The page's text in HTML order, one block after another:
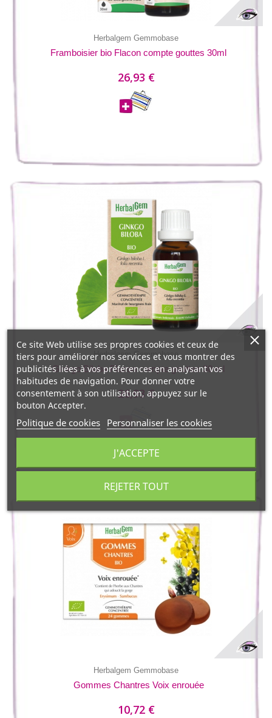
Herbalgem Gemmobase
Framboisier bio Flacon compte gouttes 30ml
26,93 €
Herbalgem Gemmobase
Ginkgo Biloba Flacon compte gouttes 30 ml
26,93 €
Herbalgem Gemmobase
Gommes Chantres Voix enrouée
10,72 €
Ce site Web utilise ses propres cookies et ceux de
tiers pour améliorer nos services et vous montrer des
publicités liées à vos préférences en analysant vos
habitudes de navigation. Pour donner votre
consentement à son utilisation, appuyez sur le
bouton Accepter.
Politique de cookies Personnaliser les cookies
REJETER TOUT
J'ACCEPTE